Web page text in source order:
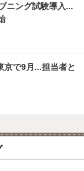
ニング試験導入...
京で9月...担当者と